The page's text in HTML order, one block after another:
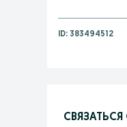
ID: 383494512